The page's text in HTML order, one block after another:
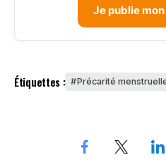
Je publie
Étiquettes : Précarité